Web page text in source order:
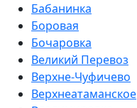
Бабанинка
Боровая
Бочаровка
Великий Перевоз
Верхне-Чуфичево
Верхнеатаманское